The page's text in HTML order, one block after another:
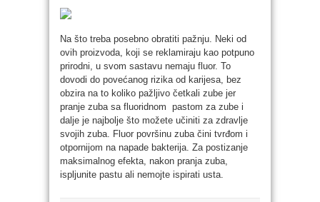
Na što treba posebno obratiti pažnju. Neki od
ovih proizvoda, koji se reklamiraju kao potpuno
prirodni, u svom sastavu nemaju fluor. To
dovodi do povećanog rizika od karijesa, bez
obzira na to koliko pažljivo četkali zube jer
pranje zuba sa fluoridnom pastom za zube i
dalje je najbolje što možete učiniti za zdravlje
svojih zuba. Fluor površinu zuba čini tvrđom i
otpornijom na napade bakterija. Za postizanje
maksimalnog efekta, nakon pranja zuba,
ispljunite pastu ali nemojte ispirati usta.